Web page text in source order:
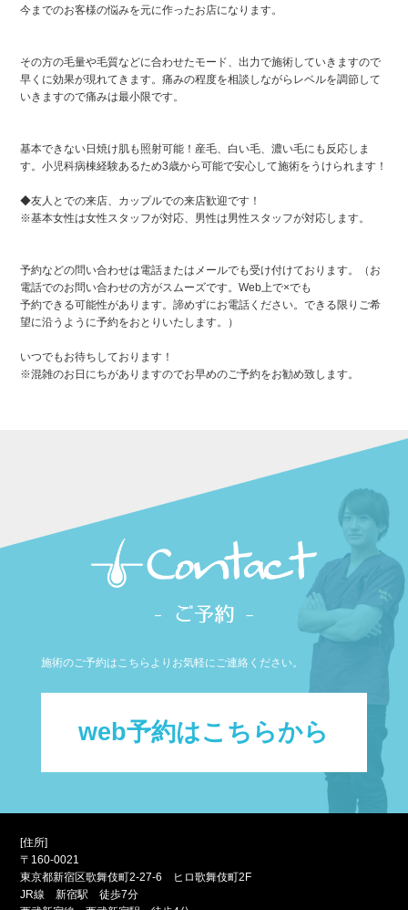
今までのお客様の悩みを元に作ったお店になります。
その方の毛量や毛質などに合わせたモード、出力で施術していきますので
早くに効果が現れてきます。痛みの程度を相談しながらレベルを調節して
いきますので痛みは最小限です。
基本できない日焼け肌も照射可能！産毛、白い毛、濃い毛にも反応しま
す。小児科病棟経験あるため3歳から可能で安心して施術をうけられます！
◆友人とでの来店、カップルでの来店歓迎です！
※基本女性は女性スタッフが対応、男性は男性スタッフが対応します。
予約などの問い合わせは電話またはメールでも受け付けております。（お
電話でのお問い合わせの方がスムーズです。Web上で×でも
予約できる可能性があります。諦めずにお電話ください。できる限りご希
望に沿うように予約をおとりいたします。）
いつでもお待ちしております！
※混雑のお日にちがありますのでお早めのご予約をお勧め致します。
施術のご予約はこちらよりお気軽にご連絡ください。
web予約はこちらから
[住所]
〒160-0021
東京都新宿区歌舞伎町2-27-6 ヒロ歌舞伎町2F
JR線 新宿駅 徒歩7分